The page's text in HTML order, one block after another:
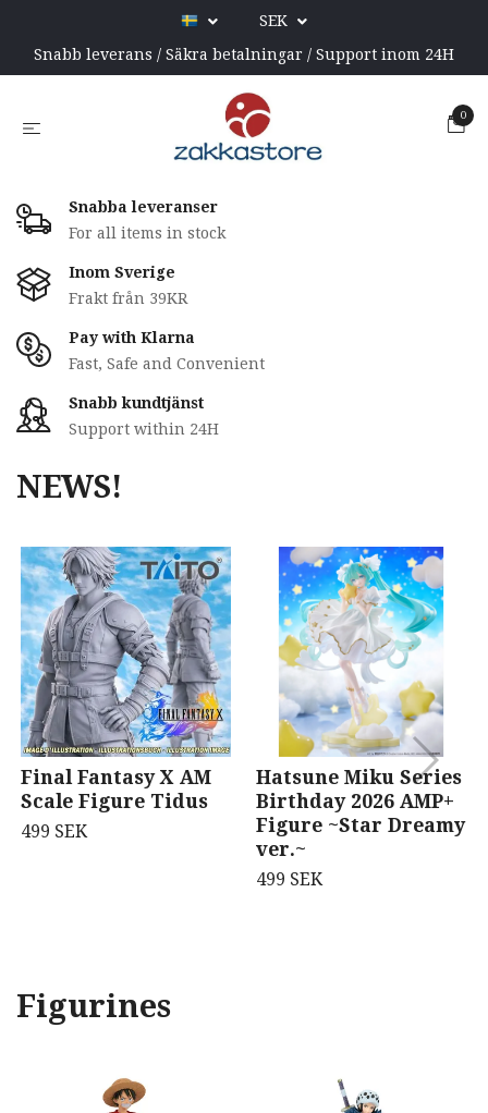
SEK
Snabb leverans / Säkra betalningar / Support inom 24H
0
Snabba leveranser
For all items in stock
Inom Sverige
Frakt från 39KR
Pay with Klarna
Fast, Safe and Convenient
Snabb kundtjänst
Support within 24H
NEWS!
Final Fantasy X AM
Scale Figure Tidus
499 SEK
Hatsune Miku Series
Birthday 2026 AMP+
Figure ~Star Dreamy
ver.~
499 SEK
Figurines